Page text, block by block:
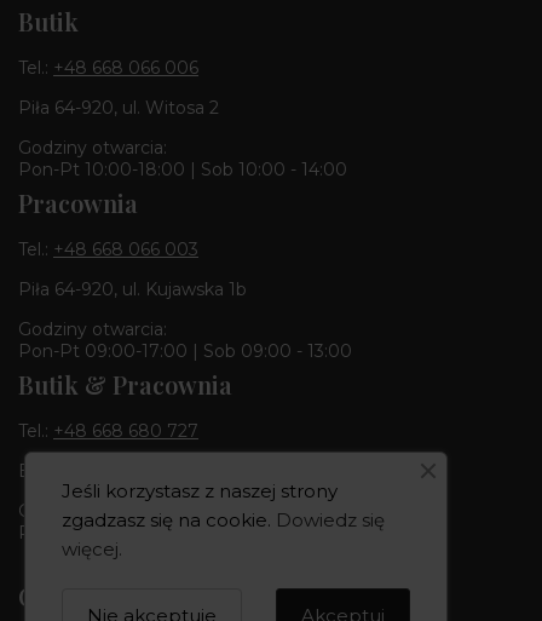
Butik
Tel.: +48 668 066 006
Piła 64-920, ul. Witosa 2
Godziny otwarcia:
Pon-Pt 10:00-18:00 | Sob 10:00 - 14:00
Pracownia
Tel.: +48 668 066 003
Piła 64-920, ul. Kujawska 1b
Godziny otwarcia:
Pon-Pt 09:00-17:00 | Sob 09:00 - 13:00
Butik & Pracownia
Tel.: +48 668 680 727
Bydgoszcz 85-010, ul. Dworcowa 6
Godziny otwarcia:
Pon-Pt 10:00-18:00 | Sob 10:00 - 14:00
CREOWNIA
Jeśli korzystasz z naszej strony
zgadzasz się na cookie. Dowiedz się
więcej.
Akceptuj
Nie akceptuje